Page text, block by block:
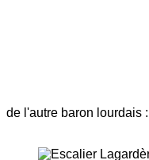
Départ à
de l'autre baron lourdais